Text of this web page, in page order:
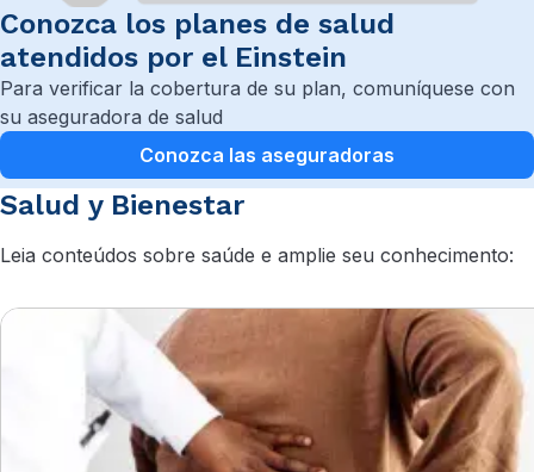
Conozca los planes de salud
atendidos por el Einstein
Para verificar la cobertura de su plan, comuníquese con
su aseguradora de salud
Conozca las aseguradoras
Salud y Bienestar
Leia conteúdos sobre saúde e amplie seu conhecimento: